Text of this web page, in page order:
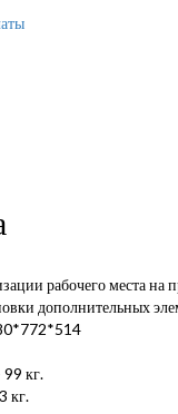
рабочего места на
дополнительных
99 кг.
кг.